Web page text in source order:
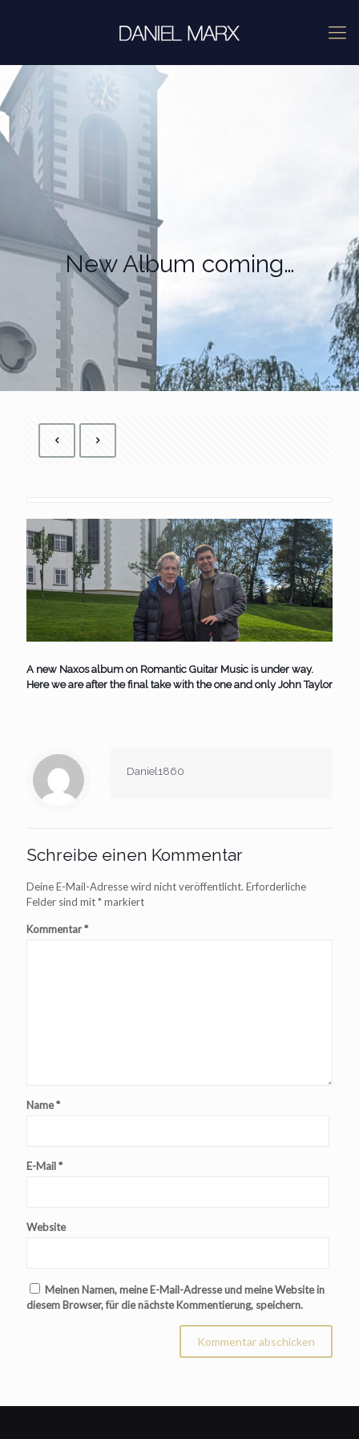
New Album coming…
A new Naxos album on Romantic Guitar Music is under way.
Here we are after the final take with the one and only John Taylor
Daniel1860
Schreibe einen Kommentar
Deine E-Mail-Adresse wird nicht veröffentlicht. Erforderliche
Felder sind mit*markiert
Kommentar*
Name*
E-Mail*
Website
Meinen Namen, meine E-Mail-Adresse und meine Website in
diesem Browser, für die nächste Kommentierung, speichern.